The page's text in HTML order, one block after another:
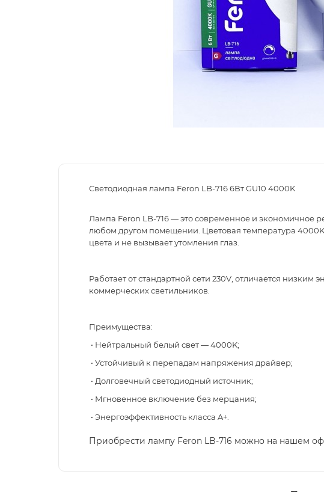
Светодиодная лампа Feron LB-716 6Вт GU10 4000K
Лампа Feron LB-716 — это современное и экономичное
любом другом помещении. Цветовая температура
цвета и не вызывает утомления глаз.
Работает от стандартной сети 230V, отличается
коммерческих светильников.
Преимущества:
• Нейтральный белый свет — 4000K;
• Устойчивый к перепадам напряжения драйвер;
• Долговечный светодиодный источник;
• Мгновенное включение без мерцания;
• Энергоэффективность класса A+.
Приобрести лампу Feron LB-716 можно на нашем